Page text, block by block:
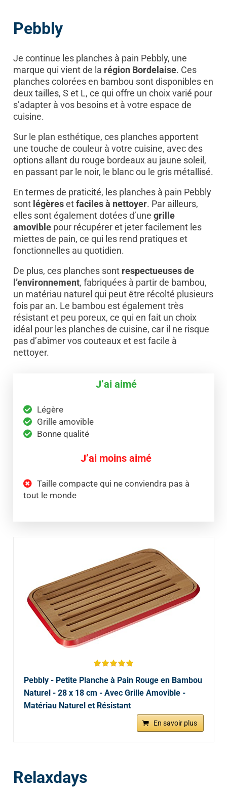
Pebbly
Je continue les planches à pain Pebbly, une
marque qui vient de la région Bordelaise. Ces
planches colorées en bambou sont disponibles en
deux tailles, S et L, ce qui offre un choix varié pour
s’adapter à vos besoins et à votre espace de
cuisine.
Sur le plan esthétique, ces planches apportent
une touche de couleur à votre cuisine, avec des
options allant du rouge bordeaux au jaune soleil,
en passant par le noir, le blanc ou le gris métallisé.
En termes de praticité, les planches à pain Pebbly
sont légèresetfaciles à nettoyer. Par ailleurs,
elles sont également dotées d’une grille
amoviblepour récupérer et jeter facilement les
miettes de pain, ce qui les rend pratiques et
fonctionnelles au quotidien.
De plus, ces planches sont respectueuses de
l’environnement, fabriquées à partir de bambou,
un matériau naturel qui peut être récolté plusieurs
fois par an. Le bambou est également très
résistant et peu poreux, ce qui en fait un choix
idéal pour les planches de cuisine, car il ne risque
pas d’abîmer vos couteaux et est facile à
nettoyer.
J’ai aimé
Légère
Grille amovible
Bonne qualité
J’ai moins aimé
Taille compacte qui ne conviendra pas à
tout le monde
Pebbly - Petite Planche à Pain Rouge en Bambou
Naturel - 28 x 18 cm - Avec Grille Amovible -
Matériau Naturel et Résistant
En savoir plus
Relaxdays